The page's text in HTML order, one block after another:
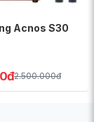
với nhiều tính
Acnos S30
2.500.000đ